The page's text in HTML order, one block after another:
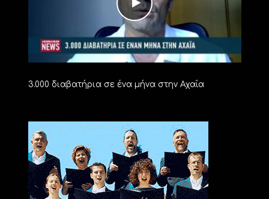
3.000 διαβατήρια σε ένα μήνα στην Αχαΐα